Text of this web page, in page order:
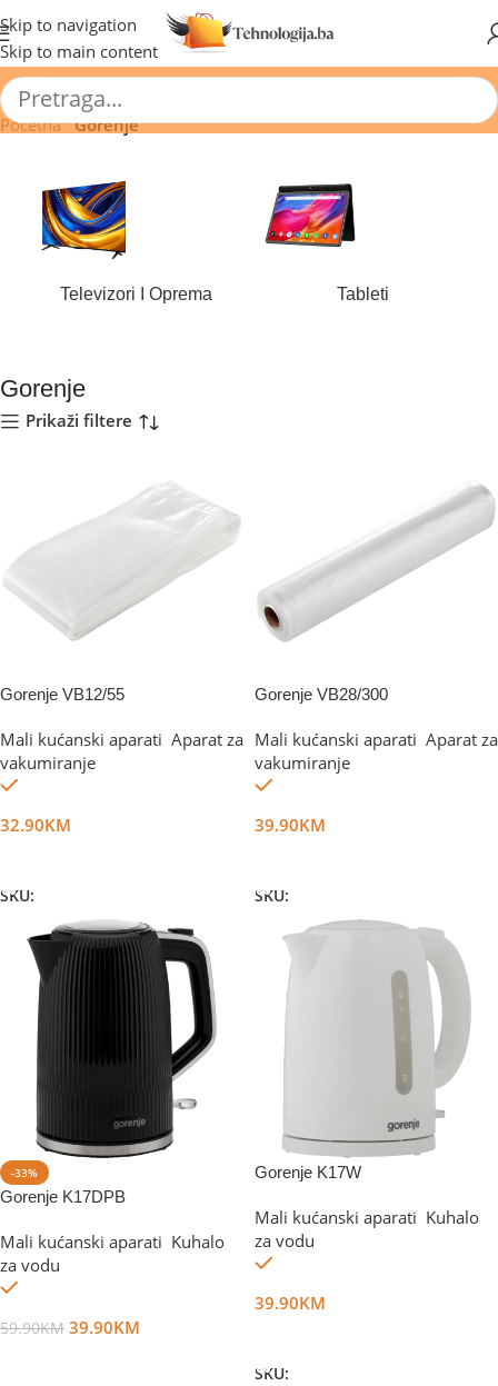
Skip to navigation
Skip to main content
🔥 Pogledajte aktuelne akcije 🔥
Početna/ Gorenje
Televizori I Oprema Tableti
Gorenje
Prikaži filtere
Gorenje VB12/55
Mali kućanski aparati Aparat za
vakumiranje
32.90KM
SKU:
Gorenje VB28/300
Mali kućanski aparati Aparat za
vakumiranje
39.90KM
SKU:
-33%
Gorenje K17DPB
Mali kućanski aparati Kuhalo
za vodu
59.90KM 39.90KM
Gorenje K17W
Mali kućanski aparati Kuhalo
za vodu
39.90KM
SKU: